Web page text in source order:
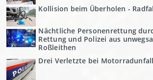
Kollision beim Überholen -
Nächtliche Personenrettung
Rettung und Polizei aus
Roßleithen
Drei Verletzte bei Motorradunfall